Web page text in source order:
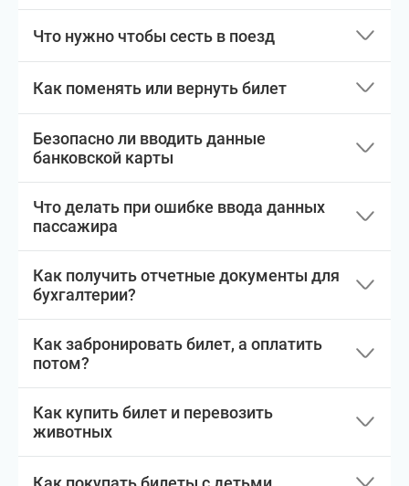
Что нужно чтобы сесть в поезд
Как поменять или вернуть билет
Безопасно ли вводить данные
банковской карты
Что делать при ошибке ввода данных
пассажира
Как получить отчетные документы для
бухгалтерии?
Как забронировать билет, а оплатить
потом?
Как купить билет и перевозить
животных